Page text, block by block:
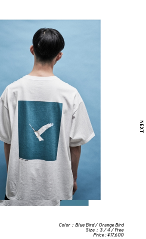
Color：Blue Bird / Orange Bird
Size：3 / 4 / Free
Price : ¥17,600